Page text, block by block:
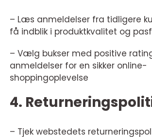
– Læs anmeldelser fra tidligere
få indblik i produktkvalitet og
– Vælg bukser med positive
anmeldelser for en sikker online-
shoppingoplevelse
4.
– Tjek webstedets